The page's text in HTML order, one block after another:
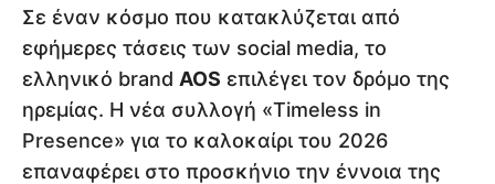
Σε έναν κόσμο που κατακλύζεται από
εφήμερες τάσεις των social media, το
ελληνικό brand AOS επιλέγει τον δρόμο της
ηρεμίας. Η νέα συλλογή «Timeless in
Presence» για το καλοκαίρι του 2026
επαναφέρει στο προσκήνιο την έννοια της